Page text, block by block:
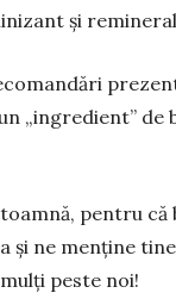
și
„ingredient” de
pentru că
și ne men­ține
peste noi!